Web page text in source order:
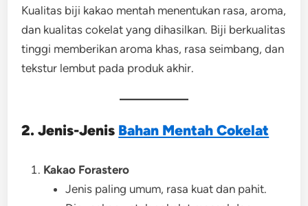
Kualitas biji kakao mentah menentukan rasa, aroma,
dan kualitas cokelat yang dihasilkan. Biji berkualitas
tinggi memberikan aroma khas, rasa seimbang, dan
tekstur lembut pada produk akhir.
2. Jenis-Jenis Bahan Mentah Cokelat
Kakao Forastero
Jenis paling umum, rasa kuat dan pahit.